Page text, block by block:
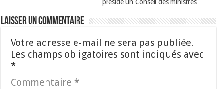
préside un Conseil des ministres
Laisser un commentaire
Votre adresse e-mail ne sera pas publiée.
Les champs obligatoires sont indiqués avec
*
Commentaire*